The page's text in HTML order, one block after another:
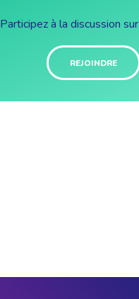
Participez à la discussion
REJOINDRE